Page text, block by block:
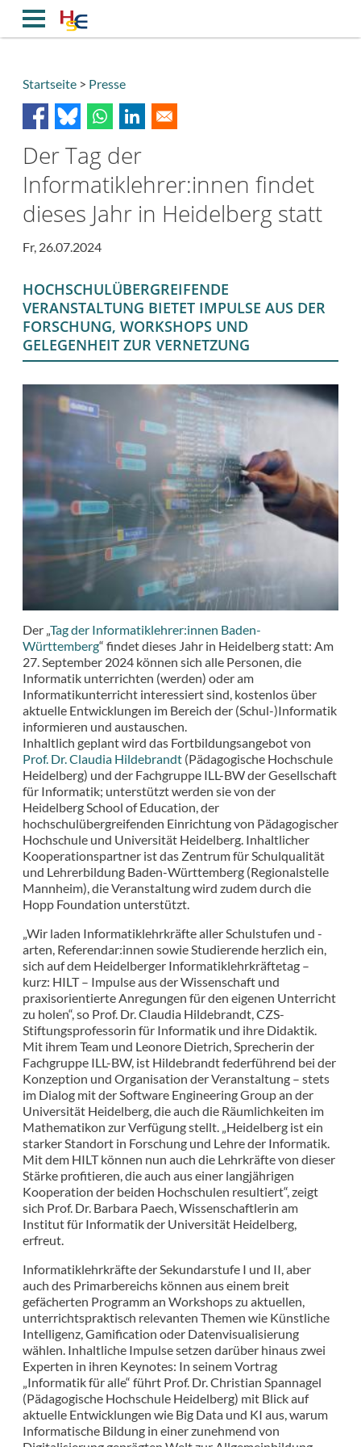
Inhalt
Breadcrumb
Startseite Presse
Der Tag der
Informatiklehrer:innen findet
dieses Jahr in Heidelberg statt
Fr, 26.07.2024
HOCHSCHULÜBERGREIFENDE
VERANSTALTUNG BIETET IMPULSE AUS DER
FORSCHUNG, WORKSHOPS UND
GELEGENHEIT ZUR VERNETZUNG
Der „Tag der Informatiklehrer:innen Baden-
Württemberg“ findet dieses Jahr in Heidelberg statt: Am
27. September 2024 können sich alle Personen, die
Informatik unterrichten (werden) oder am
Informatikunterricht interessiert sind, kostenlos über
aktuelle Entwicklungen im Bereich der (Schul-)Informatik
informieren und austauschen.
Inhaltlich geplant wird das Fortbildungsangebot von
Prof. Dr. Claudia Hildebrandt (Pädagogische Hochschule
Heidelberg) und der Fachgruppe ILL-BW der Gesellschaft
für Informatik; unterstützt werden sie von der
Heidelberg School of Education, der
hochschulübergreifenden Einrichtung von Pädagogischer
Hochschule und Universität Heidelberg. Inhaltlicher
Kooperationspartner ist das Zentrum für Schulqualität
und Lehrerbildung Baden-Württemberg (Regionalstelle
Mannheim), die Veranstaltung wird zudem durch die
Hopp Foundation unterstützt.
„Wir laden Informatiklehrkräfte aller Schulstufen und -
arten, Referendar:innen sowie Studierende herzlich ein,
sich auf dem Heidelberger Informatiklehrkräftetag –
kurz: HILT – Impulse aus der Wissenschaft und
praxisorientierte Anregungen für den eigenen Unterricht
zu holen“, so Prof. Dr. Claudia Hildebrandt, CZS-
Stiftungsprofessorin für Informatik und ihre Didaktik.
Mit ihrem Team und Leonore Dietrich, Sprecherin der
Fachgruppe ILL-BW, ist Hildebrandt federführend bei der
Konzeption und Organisation der Veranstaltung – stets
im Dialog mit der Software Engineering Group an der
Universität Heidelberg, die auch die Räumlichkeiten im
Mathematikon zur Verfügung stellt. „Heidelberg ist ein
starker Standort in Forschung und Lehre der Informatik.
Mit dem HILT können nun auch die Lehrkräfte von dieser
Stärke profitieren, die auch aus einer langjährigen
Kooperation der beiden Hochschulen resultiert“, zeigt
sich Prof. Dr. Barbara Paech, Wissenschaftlerin am
Institut für Informatik der Universität Heidelberg,
erfreut.
Informatiklehrkräfte der Sekundarstufe I und II, aber
auch des Primarbereichs können aus einem breit
gefächerten Programm an Workshops zu aktuellen,
unterrichtspraktisch relevanten Themen wie Künstliche
Intelligenz, Gamification oder Datenvisualisierung
wählen. Inhaltliche Impulse setzen darüber hinaus zwei
Experten in ihren Keynotes: In seinem Vortrag
„Informatik für alle“ führt Prof. Dr. Christian Spannagel
(Pädagogische Hochschule Heidelberg) mit Blick auf
aktuelle Entwicklungen wie Big Data und KI aus, warum
Informatische Bildung in einer zunehmend von